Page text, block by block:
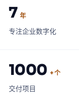
7 年
专注企业数字化
1000 + 个
交付项目